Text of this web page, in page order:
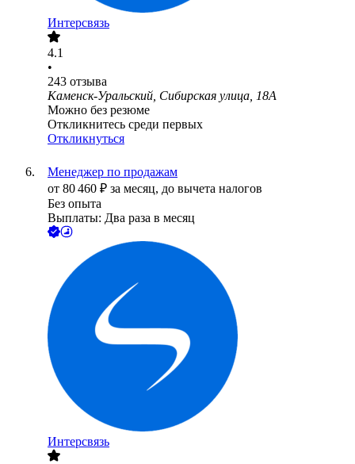
Интерсвязь
4.1
•
243 отзыва
Каменск-Уральский, Сибирская улица, 18А
Можно без резюме
Откликнитесь среди первых
Откликнуться
Менеджер по продажам
от 80 460 ₽ за месяц, до вычета налогов
Без опыта
Выплаты: Два раза в месяц
Интерсвязь